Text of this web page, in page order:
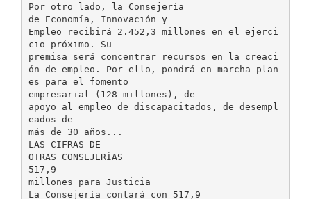
Por otro lado, la Consejería
de Economía, Innovación y
Empleo recibirá 2.452,3 millones en el ejerci
cio próximo. Su
premisa será concentrar recursos en la creaci
ón de empleo. Por ello, pondrá en marcha plan
es para el fomento
empresarial (128 millones), de
apoyo al empleo de discapacitados, de desempl
eados de
más de 30 años...
LAS CIFRAS DE
OTRAS CONSEJERÍAS
517,9
millones para Justicia
La Consejería contará con 517,9